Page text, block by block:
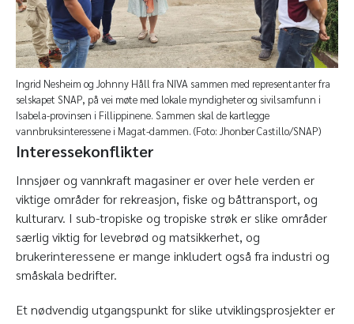
Ingrid Nesheim og Johnny Håll fra NIVA sammen med representanter fra
selskapet SNAP, på vei møte med lokale myndigheter og sivilsamfunn i
Isabela-provinsen i Fillippinene. Sammen skal de kartlegge
vannbruksinteressene i Magat-dammen. (Foto: Jhonber Castillo/SNAP)
Interessekonflikter
Innsjøer og vannkraft magasiner er over hele verden er
viktige områder for rekreasjon, fiske og båttransport, og
kulturarv. I sub-tropiske og tropiske strøk er slike områder
særlig viktig for levebrød og matsikkerhet, og
brukerinteressene er mange inkludert også fra industri og
småskala bedrifter.
Et nødvendig utgangspunkt for slike utviklingsprosjekter er